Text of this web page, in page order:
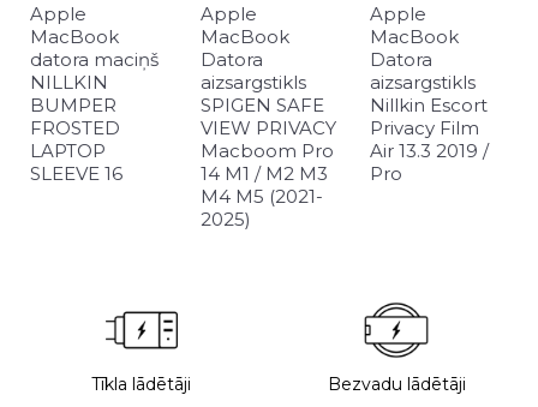
Apple
MacBook
datora maciņš
NILLKIN
BUMPER
FROSTED
LAPTOP
SLEEVE 16
Apple
MacBook
Datora
aizsargstikls
SPIGEN SAFE
VIEW PRIVACY
Macboom Pro
14 M1 / M2 M3
M4 M5 (2021-
2025)
Apple
MacBook
Datora
aizsargstikls
Nillkin Escort
Privacy Film
Air 13.3 2019 /
Pro
Tīkla lādētāji Bezvadu lādētāji